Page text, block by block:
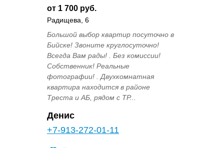
от 1 700 руб.
Радищева, 6
Большой выбор квартир посуточно в
Бийске! Звоните круглосуточно!
Всегда Вам рады! . Без комиссии!
Собственник! Реальные
фотографии! . Двухкомнатная
квартира находится в районе
Треста и АБ, рядом с ТР...
Денис
+7-913-272-01-11